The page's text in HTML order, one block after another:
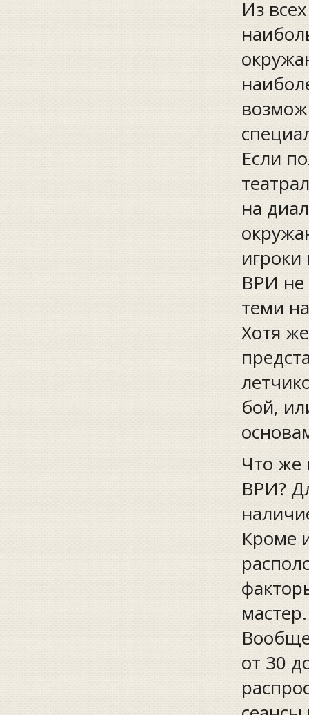
Из
Если
на
игроки
ВРИ не
теми
Хотя
бой,
Что же
ВРИ?
Кроме
от 30